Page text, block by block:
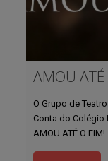
AMOU
O Grupo de
Conta do Colégio
AMOU ATÉ O